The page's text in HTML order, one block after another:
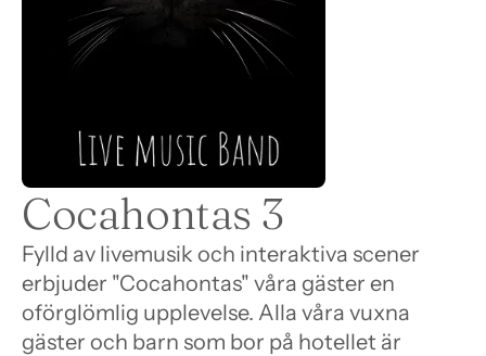
Cocahontas 3
Fylld av livemusik och interaktiva scener
erbjuder "Cocahontas" våra gäster en
oförglömlig upplevelse. Alla våra vuxna
gäster och barn som bor på hotellet är